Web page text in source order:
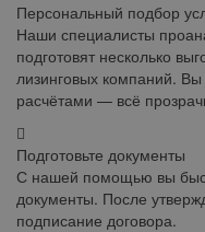
Персональный подбор
Наши специалисты
подготовят несколько
лизинговых компаний.
расчётами — всё
Подготовьте документы
С нашей помощью вы
документы. После
подписание договора.